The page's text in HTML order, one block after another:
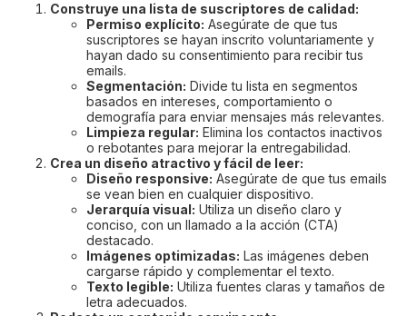
Construye una lista de suscriptores de calidad:
Permiso explícito: Asegúrate de que tus
suscriptores se hayan inscrito voluntariamente y
hayan dado su consentimiento para recibir tus
emails.
Segmentación: Divide tu lista en segmentos
basados en intereses, comportamiento o
demografía para enviar mensajes más relevantes.
Limpieza regular: Elimina los contactos inactivos
o rebotantes para mejorar la entregabilidad.
Crea un diseño atractivo y fácil de leer:
Diseño responsive: Asegúrate de que tus emails
se vean bien en cualquier dispositivo.
Jerarquía visual: Utiliza un diseño claro y
conciso, con un llamado a la acción (CTA)
destacado.
Imágenes optimizadas: Las imágenes deben
cargarse rápido y complementar el texto.
Texto legible: Utiliza fuentes claras y tamaños de
letra adecuados.